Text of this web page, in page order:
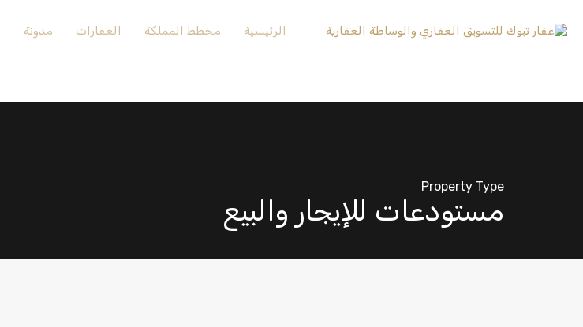
الرئيسية مخطط المملكة العقارات مدونة
Property Type
مستودعات للإيجار والبيع